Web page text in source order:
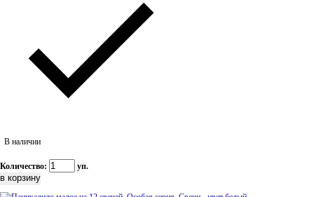
В наличии
Количество: уп.